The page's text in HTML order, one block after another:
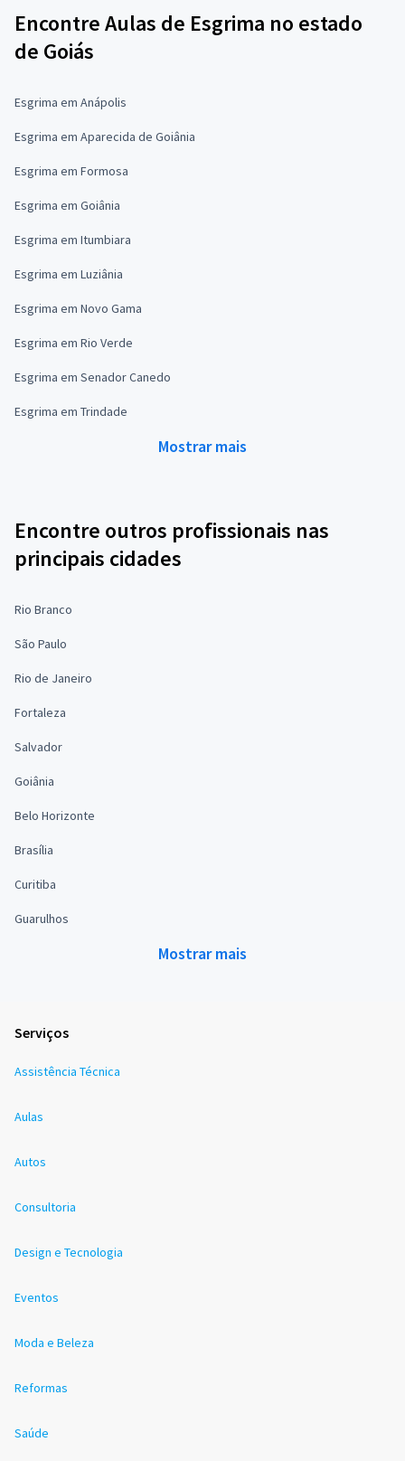
Encontre Aulas de Esgrima no estado
de Goiás
Esgrima em Anápolis
Esgrima em Aparecida de Goiânia
Esgrima em Formosa
Esgrima em Goiânia
Esgrima em Itumbiara
Esgrima em Luziânia
Esgrima em Novo Gama
Esgrima em Rio Verde
Esgrima em Senador Canedo
Esgrima em Trindade
Mostrar mais
Encontre outros profissionais nas
principais cidades
Rio Branco
São Paulo
Rio de Janeiro
Fortaleza
Salvador
Goiânia
Belo Horizonte
Brasília
Curitiba
Guarulhos
Mostrar mais
Serviços
Assistência Técnica
Aulas
Autos
Consultoria
Design e Tecnologia
Eventos
Moda e Beleza
Reformas
Saúde